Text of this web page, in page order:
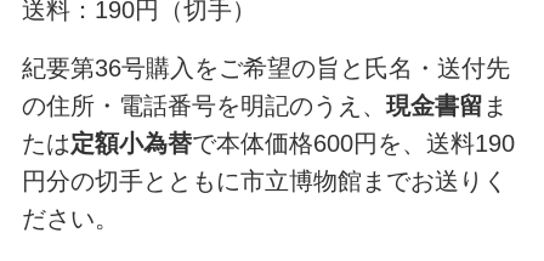
送料：190円（切手）
紀要第36号購入をご希望の旨と氏名・送付先
の住所・電話番号を明記のうえ、 現金書留 ま
たは定額小為替で本体価格600円を、送料190
円分の切手とともに市立博物館までお送りく
ださい。